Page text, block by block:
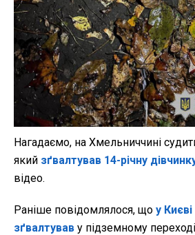
Нагадаємо, на Хмельниччині
який зґвалтував 14-річну
відео.
Раніше повідомлялося, що у
зґвалтував у підземному